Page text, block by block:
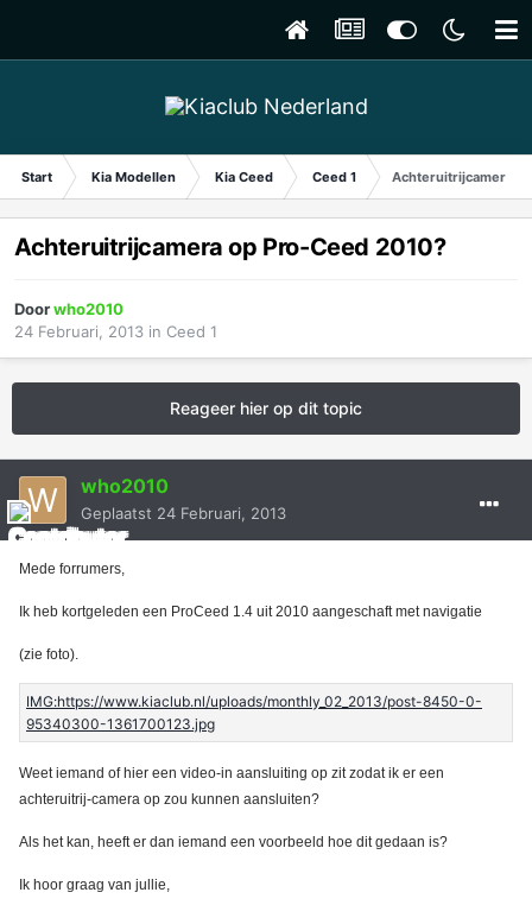
Start Kia Modellen Kia Ceed Ceed 1 Achteruitrijcamera
Achteruitrijcamera op Pro-Ceed 2010?
Doorwho2010
24 Februari, 2013 in Ceed 1
Reageer hier op dit topic
who2010
Geplaatst 24 Februari, 2013
Mede forrumers,
Ik heb kortgeleden een ProCeed 1.4 uit 2010 aangeschaft met navigatie
(zie foto).
Weet iemand of hier een video-in aansluiting op zit zodat ik er een
achteruitrij-camera op zou kunnen aansluiten?
Als het kan, heeft er dan iemand een voorbeeld hoe dit gedaan is?
Ik hoor graag van jullie,